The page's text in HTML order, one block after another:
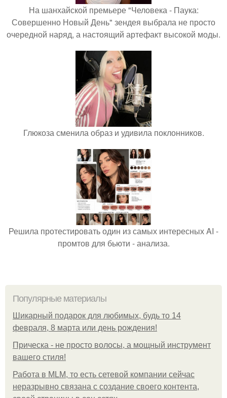
На шанхайской премьере "Человека - Паука:
Совершенно Новый День" зендея выбрала не просто
очередной наряд, а настоящий артефакт высокой моды.
Глюкоза сменила образ и удивила поклонников.
Решила протестировать один из самых интересных AI -
промтов для бьюти - анализа.
Популярные материалы
Шикарный подарок для любимых, будь то 14
февраля, 8 марта или день рождения!
Прическа - не просто волосы, а мощный инструмент
вашего стиля!
Работа в MLM, то есть сетевой компании сейчас
неразрывно связана с создание своего контента,